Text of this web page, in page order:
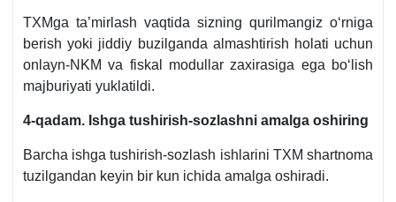
TXMga ta’mirlash vaqtida sizning qurilmangiz oʻrniga
berish yoki jiddiy buzilganda almashtirish holati uchun
onlayn-NKM va fiskal modullar zaхirasiga ega boʻlish
majburiyati yuklatildi.
4-qadam. Ishga tushirish-sozlashni amalga oshiring
Barcha ishga tushirish-sozlash ishlarini TXM shartnoma
tuzilgandan keyin bir kun ichida amalga oshiradi.